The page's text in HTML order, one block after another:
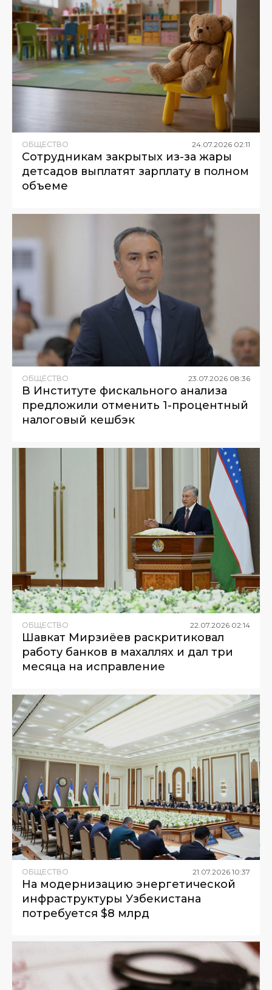
ОБЩЕСТВО 24 07 2026 02:11
Сотрудникам закрытых из-за жары
детсадов выплатят зарплату в полном
объеме
ОБЩЕСТВО 23.07.2026 08:36
В Институте фискального анализа
предложили отменить 1-процентный
налоговый кешбэк
ОБЩЕСТВО 22 07 2026 02:14
Шавкат Мирзиёев раскритиковал
работу банков в махаллях и дал три
месяца на исправление
ОБЩЕСТВО 21.07.2026 10:37
На модернизацию энергетической
инфраструктуры Узбекистана
потребуется $8 млрд